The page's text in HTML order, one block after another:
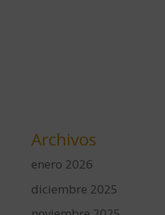
Archivos
enero 2026
diciembre 2025